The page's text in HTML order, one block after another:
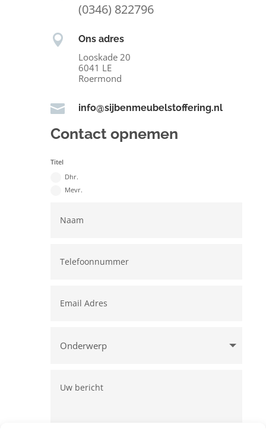
(0346) 822796
 Ons adres
Looskade 20
6041 LE
Roermond
 info@sijbenmeubelstoffering.nl
Contact opnemen
Titel
Dhr.
Mevr.